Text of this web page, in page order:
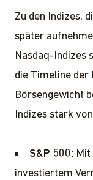
Zu den Indizes,
später
Nasdaq-Indizes
die Timeline der
Börsengewicht
Indizes stark
S&P 500:
investiertem